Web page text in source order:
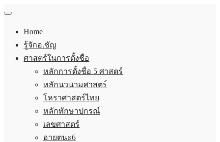
Home
รู้จักอ.ชัญ
ศาสตร์ในการตั้งชื่อ
หลักการตั้งชื่อ 5 ศาสตร์
หลักนวนามศาสตร์
โหราศาสตร์ไทย
หลักทักษาปกรณ์
เลขศาสตร์
อายตนะ6